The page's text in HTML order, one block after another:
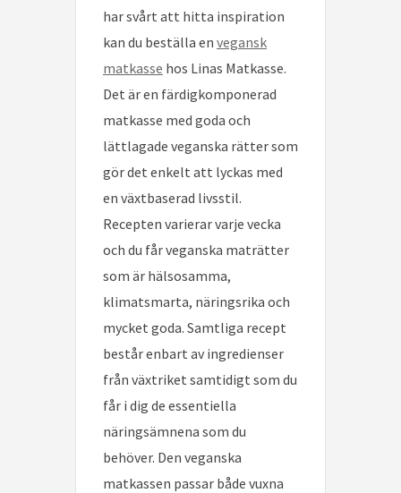
har svårt att hitta inspiration
kan du beställa en vegansk
matkasse hos Linas Matkasse.
Det är en färdigkomponerad
matkasse med goda och
lättlagade veganska rätter som
gör det enkelt att lyckas med
en växtbaserad livsstil.
Recepten varierar varje vecka
och du får veganska maträtter
som är hälsosamma,
klimatsmarta, näringsrika och
mycket goda. Samtliga recept
består enbart av ingredienser
från växtriket samtidigt som du
får i dig de essentiella
näringsämnena som du
behöver. Den veganska
matkassen passar både vuxna